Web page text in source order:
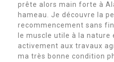
prête alors main forte à
hameau. Je découvre la
recommencement sans
le muscle utile à la nature
activement aux travaux
ma très bonne condition